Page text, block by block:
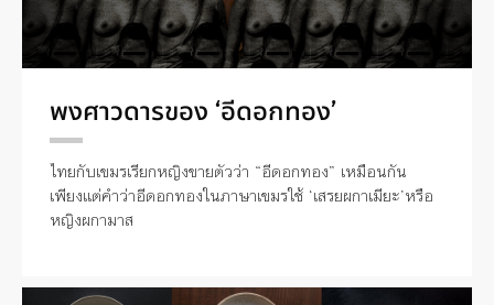
พงศาวดารของ ‘อีดอกทอง’
ไทยกับเขมรเรียกหญิงขายตัวว่า “อีดอกทอง” เหมือนกัน
เพียงแต่คำว่าอีดอกทองในภาษาเขมรใช้ ‘เสรยผกาเมียะ’หรือ
หญิงผกามาส